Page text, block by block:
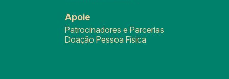
Apoie
Patrocinadores e Parcerias
Doação Pessoa Física